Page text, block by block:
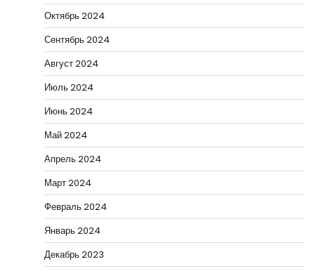
Октябрь 2024
Сентябрь 2024
Август 2024
Июль 2024
Июнь 2024
Май 2024
Апрель 2024
Март 2024
Февраль 2024
Январь 2024
Декабрь 2023